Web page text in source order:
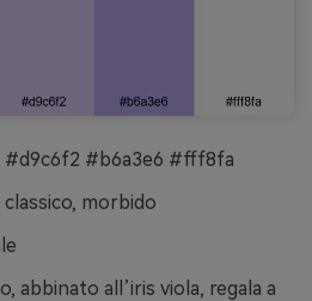
#b6a3e6 #fff8fa
classico, morbido
abbinato all’iris viola, regala a